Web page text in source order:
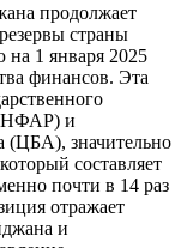
продолжает
страны
1 января 2025
финансов. Эта
и
(ЦБА), значительно
составляет
почти в 14 раз
отражает
и